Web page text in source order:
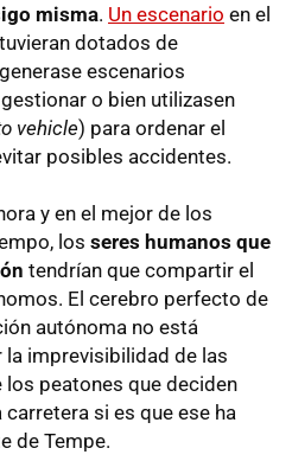
misma. Un escenario en el
dotados de
escenarios
o bien utilizasen
vehicle) para ordenar el
posibles accidentes.
y en el mejor de los
los seres humanos que
tendrían que compartir el
El cerebro perfecto de
autónoma no está
imprevisibilidad de las
los peatones que deciden
si es que ese ha
de Tempe.